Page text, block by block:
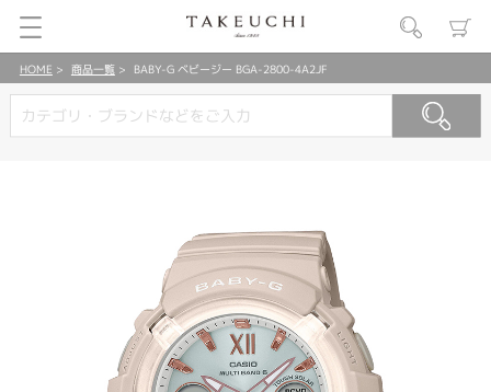
HOME 商品一覧 BABY-G ベビージー BGA-2800-4A2JF